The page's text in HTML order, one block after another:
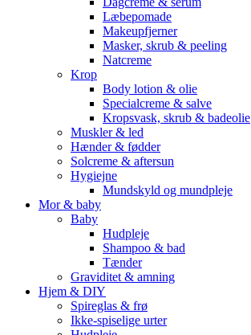
Læbepomade
Makeupfjerner
Masker, skrub & peeling
Natcreme
Krop
Body lotion & olie
Specialcreme & salve
Kropsvask, skrub & badeolie
Muskler & led
Hænder & fødder
Solcreme & aftersun
Hygiejne
Mundskyld og mundpleje
Mor & baby
Baby
Hudpleje
Shampoo & bad
Tænder
Graviditet & amning
Hjem & DIY
Spireglas & frø
Ikke-spiselige urter